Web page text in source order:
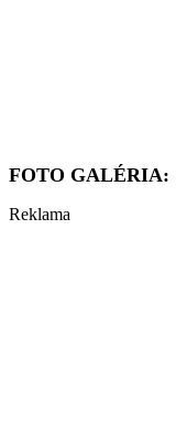
FOTO GALÉRIA:
Reklama